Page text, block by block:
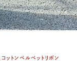
ットンベルベットリボン